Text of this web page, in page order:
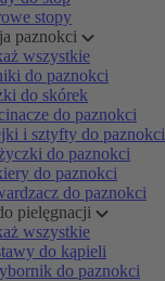
stopy
paznokci
wszystkie
do paznokci
do skórek
do paznokci
i sztyfty do paznokci
do paznokci
do paznokci
do paznokci
pielęgnacji
wszystkie
do kąpieli
do paznokci